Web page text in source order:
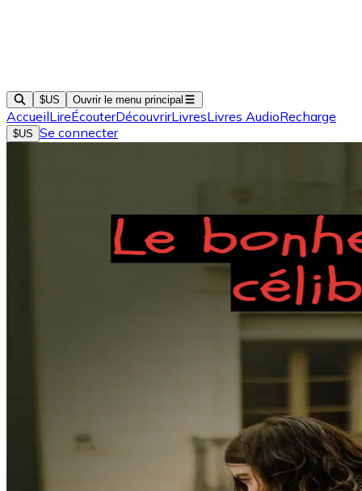
$US Ouvrir le menu principal
AccueilLireÉcouterDécouvrirLivresLivres AudioRecharge
$US Se connecter